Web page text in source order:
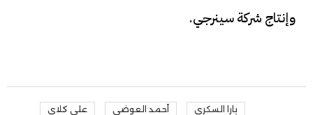
وإنتاج شركة سينرجي.
يارا السكري أحمد العوضى على كلاى